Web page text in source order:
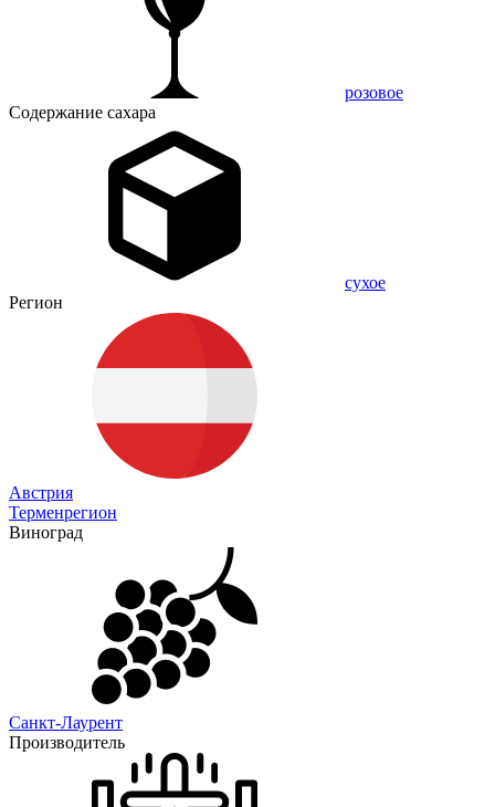
розовое
Содержание сахара
сухое
Регион
Австрия
Терменрегион
Виноград
Санкт-Лаурент
Производитель